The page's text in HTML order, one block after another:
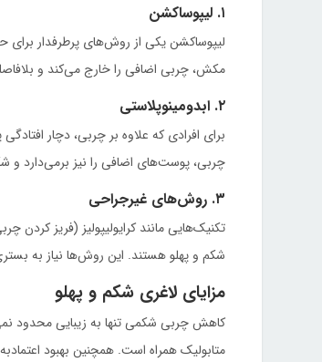
۱. لیپوساکشن
لیپوساکشن یکی از روش‌های پرطرفدار
مکش، چربی اضافی را خارج می‌کند و
۲. ابدومینوپلاستی
برای افرادی که علاوه بر چربی، دچار
چربی، پوست‌های اضافی را نیز برمی‌دارد
۳. روش‌های غیرجراحی
تکنیک‌هایی مانند کرایولیپولیز (فریز
شکم و پهلو هستند. این روش‌ها نیاز به
مزایای لاغری شکم و پهلو
متابولیک همراه است. همچنین بهبود